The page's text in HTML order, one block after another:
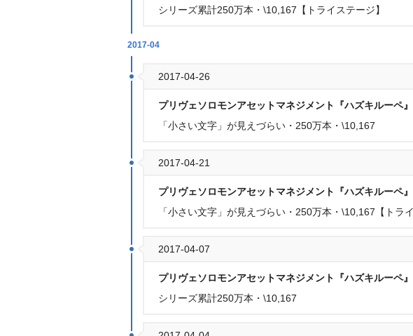
シリーズ累計250万本・\10,167【トライステージ】
2017-04
2017-04-26
プリヴェソロモンアセットマネジメント『ハズキルーペ』
「小さい文字」が見えづらい・250万本・\10,167
2017-04-21
プリヴェソロモンアセットマネジメント『ハズキルーペ』
「小さい文字」が見えづらい・250万本・\10,167【トラ
2017-04-07
プリヴェソロモンアセットマネジメント『ハズキルーペ』
シリーズ累計250万本・\10,167